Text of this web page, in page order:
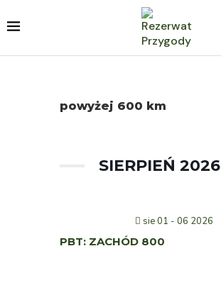
powyżej 600 km
SIERPIEŃ 2026
sie 01 - 06 2026
PBT: ZACHÓD 800